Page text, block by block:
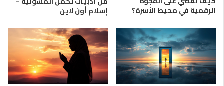
الرقمية في محيط الأسرة؟ إسلام أون لاين